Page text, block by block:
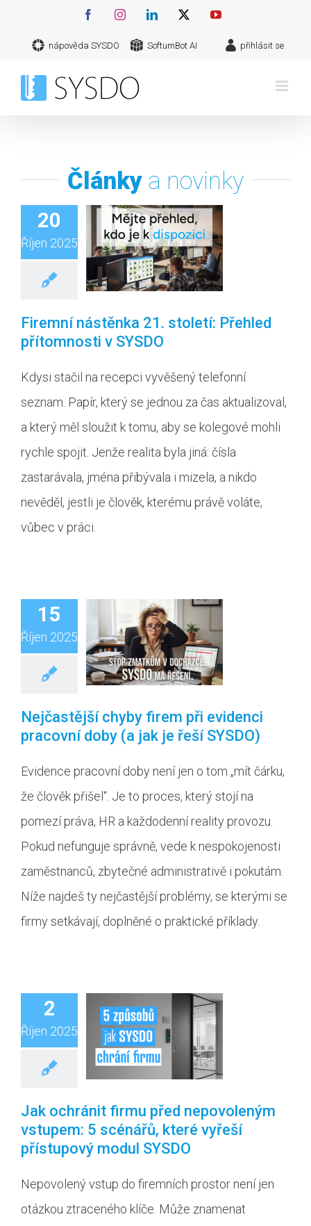
FacebookInstagramLinkedIn YouTube
nápověda SYSDO SoftumBot AI přihlásit se
Články a novinky
20
Říjen 2025
Firemní nástěnka 21. století: Přehled
přítomnosti v SYSDO
Kdysi stačil na recepci vyvěšený telefonní
seznam. Papír, který se jednou za čas aktualizoval,
a který měl sloužit k tomu, aby se kolegové mohli
rychle spojit. Jenže realita byla jiná: čísla
zastarávala, jména přibývala i mizela, a nikdo
nevěděl, jestli je člověk, kterému právě voláte,
vůbec v práci.
15
Říjen 2025
Nejčastější chyby firem při evidenci
pracovní doby (a jak je řeší SYSDO)
Evidence pracovní doby není jen o tom „mít čárku,
že člověk přišel“. Je to proces, který stojí na
pomezí práva, HR a každodenní reality provozu.
Pokud nefunguje správně, vede k nespokojenosti
zaměstnanců, zbytečné administrativě i pokutám.
Níže najdeš ty nejčastější problémy, se kterými se
firmy setkávají, doplněné o praktické příklady.
2
Říjen 2025
Jak ochránit firmu před nepovoleným
vstupem: 5 scénářů, které vyřeší
přístupový modul SYSDO
Nepovolený vstup do firemních prostor není jen
otázkou ztraceného klíče. Může znamenat